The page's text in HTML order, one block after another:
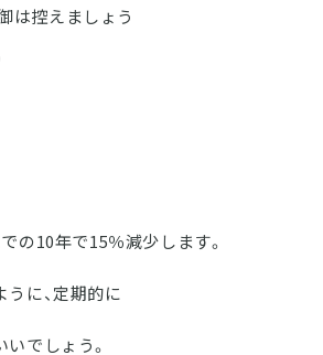
は控えましょう
の10年で15％減少します。
に、定期的に
でしょう。